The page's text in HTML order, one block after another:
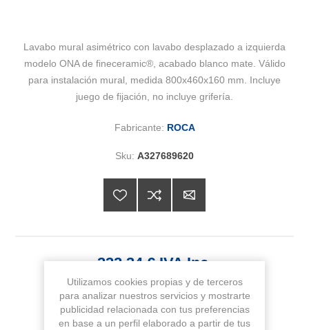
Lavabo mural asimétrico con lavabo desplazado a izquierda
modelo ONA de fineceramic®, acabado blanco mate. Válido
para instalación mural, medida 800x460x160 mm. Incluye
juego de fijación, no incluye grifería.
Fabricante: ROCA
Sku: A327689620
222,34 € IVA Inc.
AÑADIR AL CARRITO
Utilizamos cookies propias y de terceros
para analizar nuestros servicios y mostrarte
publicidad relacionada con tus preferencias
en base a un perfil elaborado a partir de tus